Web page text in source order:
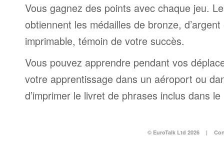
Vous gagnez des points avec chaque jeu.
obtiennent les médailles de bronze,
imprimable, témoin de votre succès.
Vous pouvez apprendre pendant vos
votre apprentissage dans un aéroport ou
d’imprimer le livret de phrases inclus dans
© EuroTalk Ltd 2026 |